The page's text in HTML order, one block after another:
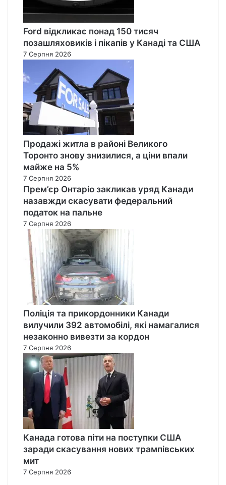
Ford відкликає понад 150 тисяч
позашляховиків і пікапів у Канаді та США
7 Серпня 2026
Продажі житла в районі Великого
Торонто знову знизилися, а ціни впали
майже на 5%
7 Серпня 2026
Прем’єр Онтаріо закликав уряд Канади
назавжди скасувати федеральний
податок на пальне
7 Серпня 2026
Поліція та прикордонники Канади
вилучили 392 автомобілі, які намагалися
незаконно вивезти за кордон
7 Серпня 2026
Канада готова піти на поступки США
заради скасування нових трампівських
мит
7 Серпня 2026